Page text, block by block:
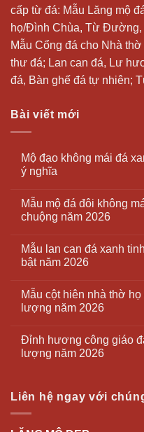
cấp từ đá: Mẫu Lăng mộ
họ/Đình Chùa, Từ Đường,
Mẫu Cổng đá cho Nhà
thư đá; Lan can đá, Lư
đá, Bàn ghế đá tự nhiên;
Bài viết mới
Mộ đạo không mái đá
ý nghĩa
Mẫu mộ đá đôi không
chuộng năm 2026
Mẫu lan can đá xanh
bật năm 2026
Mẫu cột hiên nhà thờ
lượng năm 2026
Đỉnh hương công giáo
lượng năm 2026
Liên hệ ngay với